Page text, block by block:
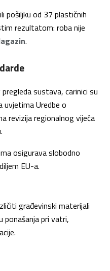
pošiljku od 37 plastičnih
rezultatom: roba nije
.
sustava, carinici su
uvjetima Uredbe o
revizija regionalnog vijeća
osigurava slobodno
EU-a.
građevinski materijali
ponašanja pri vatri,